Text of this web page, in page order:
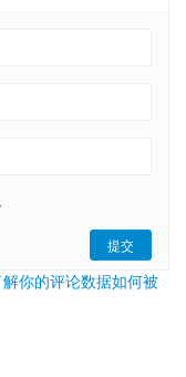
提交
解你的评论数据如何被